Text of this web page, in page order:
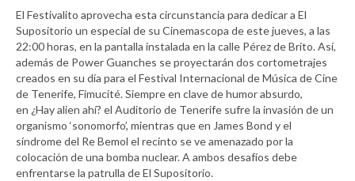
El Festivalito aprovecha esta circunstancia para dedicar a El
Supositorio un especial de su Cinemascopa de este jueves, a las
22:00 horas, en la pantalla instalada en la calle Pérez de Brito. Así,
además de Power Guanches se proyectarán dos cortometrajes
creados en su día para el Festival Internacional de Música de Cine
de Tenerife, Fimucité. Siempre en clave de humor absurdo,
en ¿Hay alien ahí? el Auditorio de Tenerife sufre la invasión de un
organismo ‘sonomorfo’, mientras que en James Bond y el
síndrome del Re Bemol el recinto se ve amenazado por la
colocación de una bomba nuclear. A ambos desafíos debe
enfrentarse la patrulla de El Supositorio.